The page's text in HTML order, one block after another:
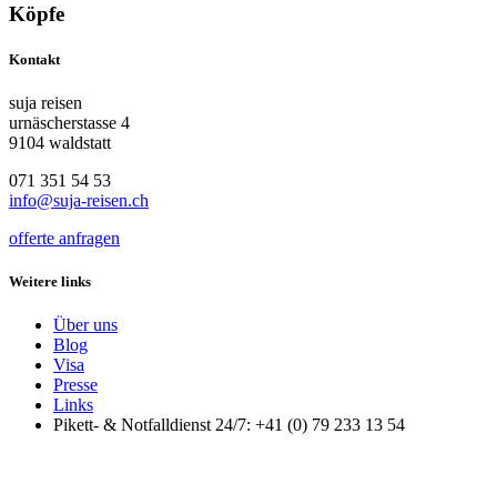
Köpfe
Kontakt
suja reisen
urnäscherstasse 4
9104 waldstatt
071 351 54 53
info@suja-reisen.ch
offerte anfragen
Weitere links
Über uns
Blog
Visa
Presse
Links
Pikett- & Notfalldienst 24/7: +41 (0) 79 233 13 54